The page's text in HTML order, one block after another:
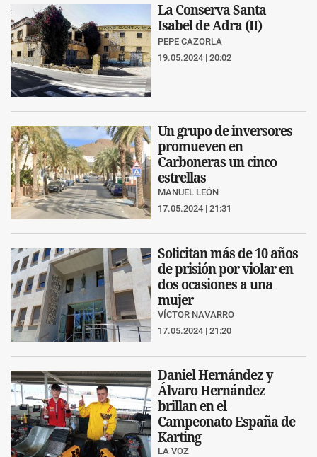
La Conserva Santa
Isabel de Adra (II)
PEPE CAZORLA
19.05.2024 | 20:02
Un grupo de inversores
promueven en
Carboneras un cinco
estrellas
MANUEL LEÓN
17.05.2024 | 21:31
Solicitan más de 10 años
de prisión por violar en
dos ocasiones a una
mujer
VÍCTOR NAVARRO
17.05.2024 | 21:20
Daniel Hernández y
Álvaro Hernández
brillan en el
Campeonato España de
Karting
LA VOZ